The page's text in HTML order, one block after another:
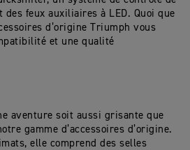
des feux auxiliaires à LED. Quoi que
d’origine Triumph vous
et une qualité
aventure soit aussi grisante que
gamme d’accessoires d’origine.
elle comprend des selles